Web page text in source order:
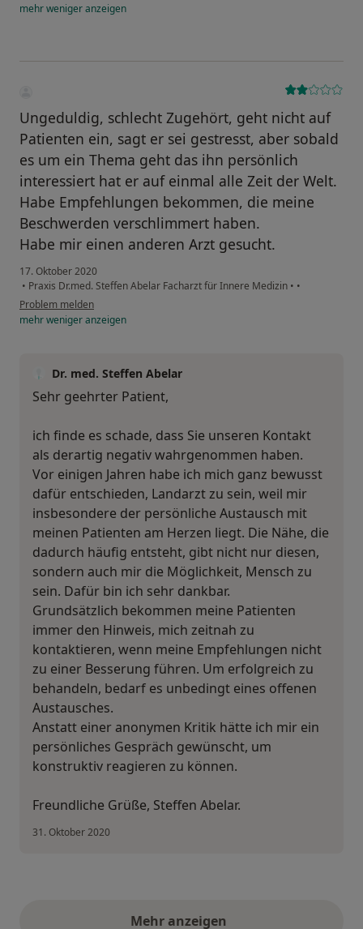
mehrwenigeranzeigen
Ungeduldig, schlecht Zugehört, geht nicht auf
Patienten ein, sagt er sei gestresst, aber sobald
es um ein Thema geht das ihn persönlich
interessiert hat er auf einmal alle Zeit der Welt.
Habe Empfehlungen bekommen, die meine
Beschwerden verschlimmert haben.
Habe mir einen anderen Arzt gesucht.
17. Oktober 2020
• Praxis Dr.med. Steffen Abelar Facharzt für Innere Medizin • •
Problem melden
mehrwenigeranzeigen
Dr. med. Steffen Abelar
Sehr geehrter Patient,
ich finde es schade, dass Sie unseren Kontakt
als derartig negativ wahrgenommen haben.
Vor einigen Jahren habe ich mich ganz bewusst
dafür entschieden, Landarzt zu sein, weil mir
insbesondere der persönliche Austausch mit
meinen Patienten am Herzen liegt. Die Nähe, die
dadurch häufig entsteht, gibt nicht nur diesen,
sondern auch mir die Möglichkeit, Mensch zu
sein. Dafür bin ich sehr dankbar.
Grundsätzlich bekommen meine Patienten
immer den Hinweis, mich zeitnah zu
kontaktieren, wenn meine Empfehlungen nicht
zu einer Besserung führen. Um erfolgreich zu
behandeln, bedarf es unbedingt eines offenen
Austausches.
Anstatt einer anonymen Kritik hätte ich mir ein
persönliches Gespräch gewünscht, um
konstruktiv reagieren zu können.
Freundliche Grüße, Steffen Abelar.
31. Oktober 2020
Mehr anzeigen